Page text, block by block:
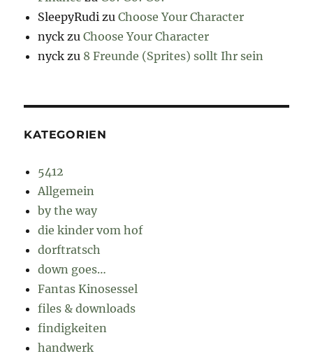
SleepyRudi zuChoose Your Character
nyck zuChoose Your Character
nyck zu 8 Freunde (Sprites) sollt Ihr sein
KATEGORIEN
5412
Allgemein
by the way
die kinder vom hof
dorftratsch
down goes…
Fantas Kinosessel
files & downloads
findigkeiten
handwerk